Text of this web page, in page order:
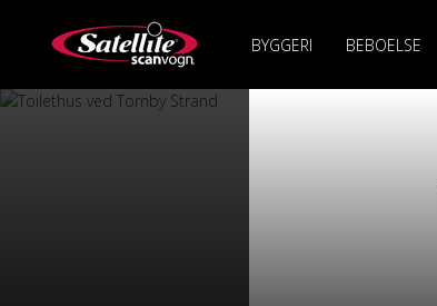
BYGGERI BEBOELSE